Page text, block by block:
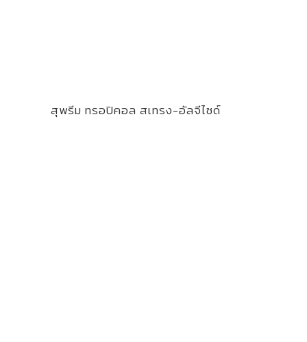
สุพรีม ทรอปิคอล สเทรง-อัลจีไซด์